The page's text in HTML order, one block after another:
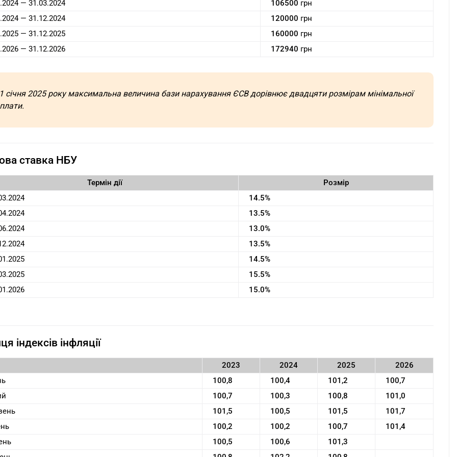
— 31.03.2024
106500 грн
— 31.12.2024
120000 грн
— 31.12.2025
160000 грн
— 31.12.2026
172940 грн
січня 2025 року максимальна величина бази нарахування ЄСВ дорівнює двадцяти розмірам мінімальної
ставка НБУ
Термін дії
Розмір
14.5%
13.5%
13.0%
13.5%
14.5%
15.5%
15.0%
індексів інфляції
2023 2024 2025
2026
100,8 100,4 101,2
100,7
100,7 100,3 100,8
101,0
101,5 100,5 101,5
101,7
100,2 100,2 100,7
101,4
100,5 100,6
101,3